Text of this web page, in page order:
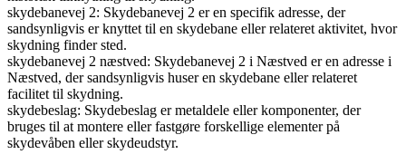
skydebanevej 2: Skydebanevej 2 er en specifik adresse, der
sandsynligvis er knyttet til en skydebane eller relateret aktivitet, hvor
skydning finder sted.
skydebanevej 2 næstved: Skydebanevej 2 i Næstved er en adresse i
Næstved, der sandsynligvis huser en skydebane eller relateret
facilitet til skydning.
skydebeslag: Skydebeslag er metaldele eller komponenter, der
bruges til at montere eller fastgøre forskellige elementer på
skydevåben eller skydeudstyr.